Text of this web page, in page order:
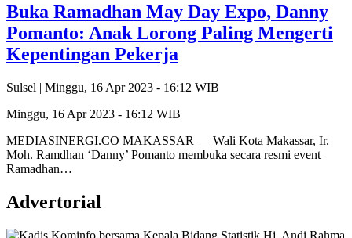
Buka Ramadhan May Day Expo, Danny
Pomanto: Anak Lorong Paling Mengerti
Kepentingan Pekerja
Sulsel | Minggu, 16 Apr 2023 - 16:12 WIB
Minggu, 16 Apr 2023 - 16:12 WIB
MEDIASINERGI.CO MAKASSAR — Wali Kota Makassar, Ir.
Moh. Ramdhan ‘Danny’ Pomanto membuka secara resmi event
Ramadhan…
Advertorial